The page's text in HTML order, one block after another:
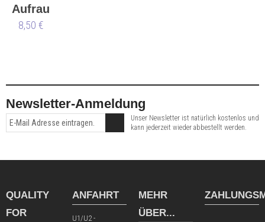
Aufraubürste
8,50 €
Newsletter-Anmeldung
Unser Newsletter ist natürlich kostenlos und
kann jederzeit wieder abbestellt werden.
QUALITY
FOR
ANFAHRT
U1/U2 -
MEHR
ÜBER...